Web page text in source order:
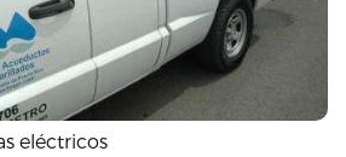
eléctricos